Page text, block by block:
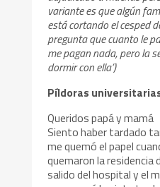
variante es que algún
está cortando el cesped
pregunta que cuanto le
me pagan nada, pero la
dormir con ella’)
Píldoras
Queridos papá y mamá
Siento haber tardado
me quemó el papel
quemaron la residencia
salido del hospital y el